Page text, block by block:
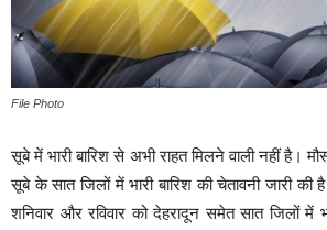
File Photo
सूबे में भारी बारिश से अभी राहत मिलने वाली नहीं है।
सूबे के सात जिलों में भारी बारिश की चेतावनी जारी
शनिवार और रविवार को देहरादून समेत सात जिलों में